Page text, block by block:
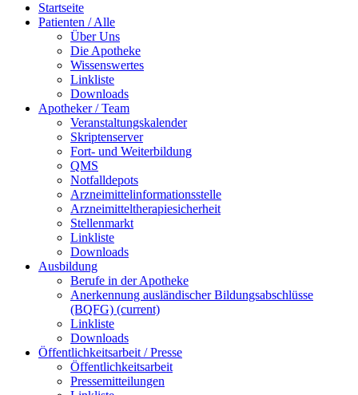
Startseite
Patienten / Alle
Über Uns
Die Apotheke
Wissenswertes
Linkliste
Downloads
Apotheker / Team
Veranstaltungskalender
Skriptenserver
Fort- und Weiterbildung
QMS
Notfalldepots
Arzneimittelinformationsstelle
Arzneimitteltherapiesicherheit
Stellenmarkt
Linkliste
Downloads
Ausbildung
Berufe in der Apotheke
Anerkennung ausländischer Bildungsabschlüsse
(BQFG) (current)
Linkliste
Downloads
Öffentlichkeitsarbeit / Presse
Öffentlichkeitsarbeit
Pressemitteilungen